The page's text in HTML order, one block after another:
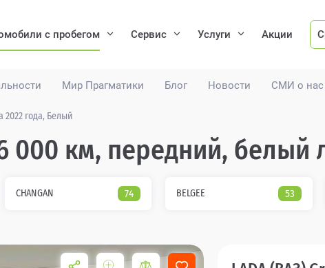
Мир Прагматики Блог Новости СМИ о нас
с пробегом Сервис Услуги Акции
2022 года, Белый
000 км, передний, белый
CHANGAN 74 BELGEE 53